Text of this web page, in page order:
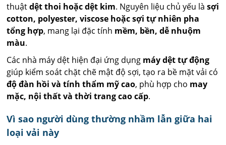
thuậtdệt thoi hoặc dệt kim. Nguyên liệu chủ yếu làsợi
cotton, polyester, viscose hoặc sợi tự nhiên pha
tổng hợp, mang lại đặc tính mềm, bền, dễ nhuộm
màu.
Các nhà máy dệt hiện đại ứng dụng máy dệt tự động
giúp kiểm soát chặt chẽ mật độ sợi, tạo ra bề mặt vải có
độ đàn hồi và tính thẩm mỹ cao, phù hợp cho may
mặc, nội thất và thời trang cao cấp.
Vì sao người dùng thường nhầm lẫn giữa hai
loại vải này